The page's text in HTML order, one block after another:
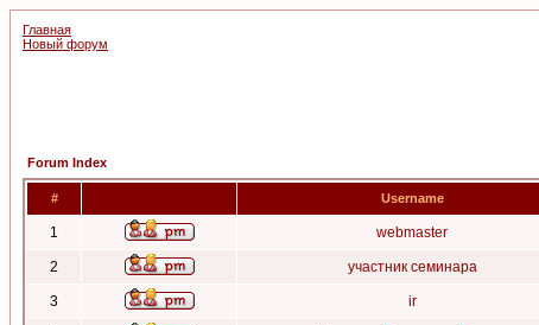
Главная
Новый форум
Forum Index
# Username
1 webmaster
2 участник семинара
3 ir